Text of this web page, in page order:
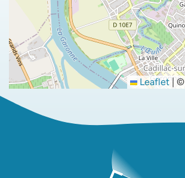
Leaflet |